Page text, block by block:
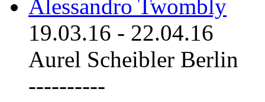
Alessandro Twombly
19.03.16 - 22.04.16
Aurel Scheibler Berlin
----------